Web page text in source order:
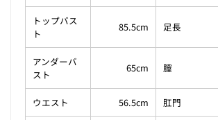
トップバス
ト
85.5cm 足長
アンダーバ
スト
65cm 膣
ウエスト 56.5cm 肛門